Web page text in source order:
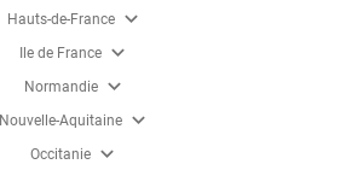
Hauts-de-France expand_more
Ile de France expand_more
Normandie expand_more
Nouvelle-Aquitaine expand_more
Occitanie expand_more